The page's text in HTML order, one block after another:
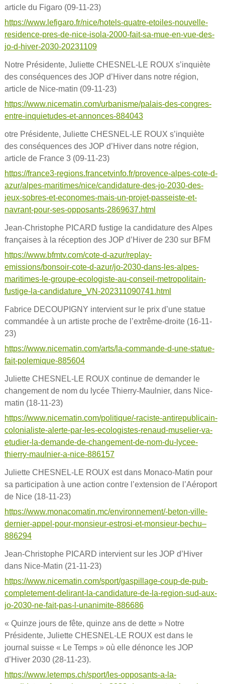
article du Figaro (09-11-23)
https://www.lefigaro.fr/nice/hotels-quatre-etoiles-nouvelle-
residence-pres-de-nice-isola-2000-fait-sa-mue-en-vue-des-
jo-d-hiver-2030-20231109
Notre Présidente, Juliette CHESNEL-LE ROUX s’inquiète
des conséquences des JOP d’Hiver dans notre région,
article de Nice-matin (09-11-23)
https://www.nicematin.com/urbanisme/palais-des-congres-
entre-inquietudes-et-annonces-884043
otre Présidente, Juliette CHESNEL-LE ROUX s’inquiète
des conséquences des JOP d’Hiver dans notre région,
article de France 3 (09-11-23)
https://france3-regions.francetvinfo.fr/provence-alpes-cote-d-
azur/alpes-maritimes/nice/candidature-des-jo-2030-des-
jeux-sobres-et-economes-mais-un-projet-passeiste-et-
navrant-pour-ses-opposants-2869637.html
Jean-Christophe PICARD fustige la candidature des Alpes
françaises à la réception des JOP d’Hiver de 230 sur BFM
https://www.bfmtv.com/cote-d-azur/replay-
emissions/bonsoir-cote-d-azur/jo-2030-dans-les-alpes-
maritimes-le-groupe-ecologiste-au-conseil-metropolitain-
fustige-la-candidature_VN-202311090741.html
Fabrice DECOUPIGNY intervient sur le prix d’une statue
commandée à un artiste proche de l’extrême-droite (16-11-
23)
https://www.nicematin.com/arts/la-commande-d-une-statue-
fait-polemique-885604
Juliette CHESNEL-LE ROUX continue de demander le
changement de nom du lycée Thierry-Maulnier, dans Nice-
matin (18-11-23)
https://www.nicematin.com/politique/-raciste-antirepublicain-
colonialiste-alerte-par-les-ecologistes-renaud-muselier-va-
etudier-la-demande-de-changement-de-nom-du-lycee-
thierry-maulnier-a-nice-886157
Juliette CHESNEL-LE ROUX est dans Monaco-Matin pour
sa participation à une action contre l’extension de l’Aéroport
de Nice (18-11-23)
https://www.monacomatin.mc/environnement/-beton-ville-
dernier-appel-pour-monsieur-estrosi-et-monsieur-bechu–
886294
Jean-Christophe PICARD intervient sur les JOP d’Hiver
dans Nice-Matin (21-11-23)
https://www.nicematin.com/sport/gaspillage-coup-de-pub-
completement-delirant-la-candidature-de-la-region-sud-aux-
jo-2030-ne-fait-pas-l-unanimite-886686
« Quinze jours de fête, quinze ans de dette » Notre
Présidente, Juliette CHESNEL-LE ROUX est dans le
journal suisse « Le Temps » où elle dénonce les JOP
d’Hiver 2030 (28-11-23).
https://www.letemps.ch/sport/les-opposants-a-la-